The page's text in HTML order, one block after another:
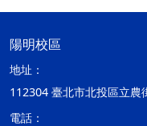
陽明校區
地址：
112304 臺北市北投區立農
電話：